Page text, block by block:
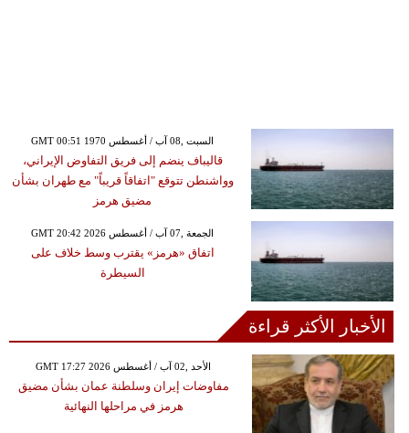
GMT 00:51 1970 السبت ,08 آب / أغسطس
قاليباف ينضم إلى فريق التفاوض الإيراني،
وواشنطن تتوقع "اتفاقاً قريباً" مع طهران بشأن
مضيق هرمز
GMT 20:42 2026 الجمعة ,07 آب / أغسطس
اتفاق «هرمز» يقترب وسط خلاف على
السيطرة
الأخبار الأكثر قراءة
GMT 17:27 2026 الأحد ,02 آب / أغسطس
مفاوضات إيران وسلطنة عمان بشأن مضيق
هرمز في مراحلها النهائية